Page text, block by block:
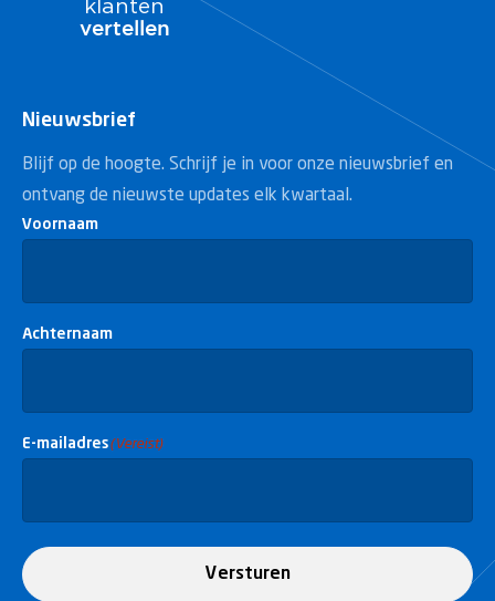
Nieuwsbrief
Blijf op de hoogte. Schrijf je in voor onze nieuwsbrief en
ontvang de nieuwste updates elk kwartaal.
Voornaam
Achternaam
E-mailadres(Vereist)
Versturen